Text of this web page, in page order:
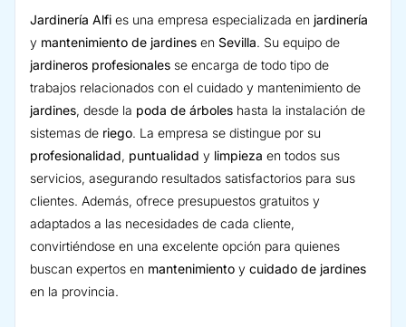
Jardinería Alfi es una empresa especializada en jardinería
y mantenimiento de jardines en Sevilla. Su equipo de
jardineros profesionales se encarga de todo tipo de
trabajos relacionados con el cuidado y mantenimiento de
jardines, desde la poda de árboles hasta la instalación de
sistemas de riego. La empresa se distingue por su
profesionalidad, puntualidad y limpieza en todos sus
servicios, asegurando resultados satisfactorios para sus
clientes. Además, ofrece presupuestos gratuitos y
adaptados a las necesidades de cada cliente,
convirtiéndose en una excelente opción para quienes
buscan expertos en mantenimiento y cuidado de jardines
en la provincia.